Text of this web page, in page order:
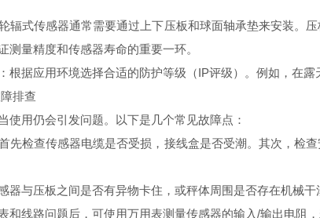
辐式传感器通常需要通过上下压板和球面轴承垫来安装。
测量精度和传感器寿命的重要一环。
根据应用环境选择合适的防护等级（IP评级）。例如，在
排查
使用仍会引发问题。以下是几个常见故障点：
先检查传感器电缆是否受损，接线盒是否受潮。其次，检
器与压板之间是否有异物卡住，或秤体周围是否存在机械干
和线路问题后，可使用万用表测量传感器的输入/输出电阻